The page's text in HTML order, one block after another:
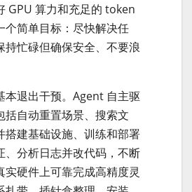
GPU 算力和充足的 token
个简单目标：尽快解决任
持忙碌但确保安全、不要浪
本退出干预。Agent 自主驱
括自动重置场景、搜索文
搭建基础设施、训练和部署
、分析日志并改代码，不断
实硬件上可靠完成高精度灵